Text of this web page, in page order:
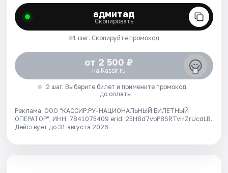
адмитад
Скопировать
1 шаг. Скопируйте промокод
от 2 500 ₽
на Kassir.ru
2 шаг. Выберите билет и примените промокод
до оплаты
Реклама. ООО "КАССИР.РУ-НАЦИОНАЛЬНЫЙ БИЛЕТНЫЙ
ОПЕРАТОР", ИНН: 7841075409 erid: 25H8d7vbP8SRTvHZrUcdLB.
Действует до 31 августа 2026